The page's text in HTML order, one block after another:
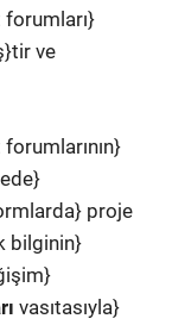
forumları}
ve
proje
bilginin}
vasıtasıyla}